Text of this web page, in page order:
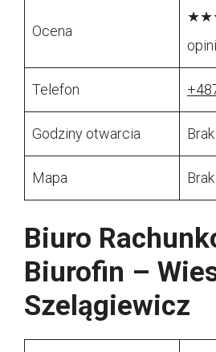
Ocena
Telefon
Godziny otwarcia Brak
Mapa Brak
Biuro
Biurofin –
Szelągiewicz